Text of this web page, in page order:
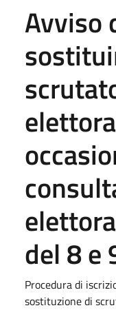
Avviso
del 8 e
Procedura di
sostituzione di